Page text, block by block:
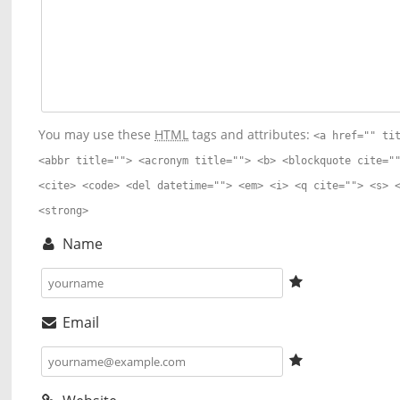
You may use these HTML tags and attributes:<a href=""
<abbr title=""> <acronym title=""> <b> <blockquote
<cite> <code> <del datetime=""> <em> <i> <q cite=""> <s>
<strong>
Name
Email